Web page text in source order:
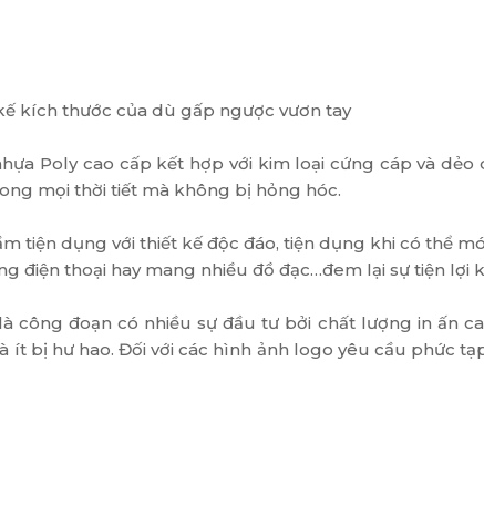
kích thước của dù gấp ngược vươn tay
Poly cao cấp kết hợp với kim loại cứng cáp và dẻo
mọi thời tiết mà không bị hỏng hóc.
tiện dụng với thiết kế độc đáo, tiện dụng khi có thể
điện thoại hay mang nhiều đồ đạc…đem lại sự tiện lợi
công đoạn có nhiều sự đầu tư bởi chất lượng in ấn
bị hư hao. Đối với các hình ảnh logo yêu cầu phức